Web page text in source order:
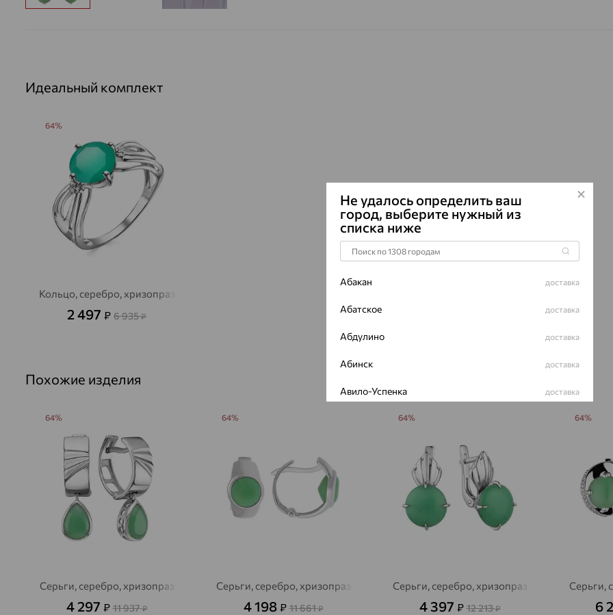
Идеальный комплект
Кольцо, серебро, хризопраз
2 497 ₽ 6 935₽
64%
Похожие изделия
Серьги, серебро, хризопраз
4 297 ₽ 11 937₽
64%
Серьги, серебро, хризопраз
4 198 ₽ 11 661₽
64%
Серьги, серебро, хризопраз
4 397 ₽ 12 213₽
64%
Серьги,
6
64%
Не удалось определить ваш
город, выберите нужный из
списка ниже
Абакан доставка
Абатское доставка
Абдулино доставка
Абинск доставка
Авило-Успенка доставка
доставка
Азов доставка